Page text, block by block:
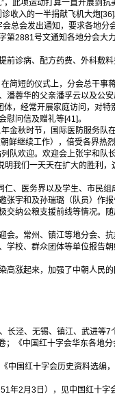
此项运动打算一直开展到抗
收入的一半捐献飞机大炮[36]
总会发出通知，要求各地分
2881号文通知各地分会大力
诊病、配方药费、外科敷料
简短的仪式上，分会总干事
蓉华的父亲潘孚云以及公安
，经常开展家庭访问，对特
问信及赠礼等[41]。
金秋时节，国际医防服务队
鲜继续工作），倍受各界热烈
欢迎。欢迎会上张宇和队
我们一天天在扩大的胜利，
、医务界以及学生、市民组
张宇和及孙瑞璐（队员）作
交纳公粮支援前线等情况。
。常州、镇江等地分会、抗
学校、群众团体等单位报告
涨起来，加强了中朝人民
长泾、无锡、镇江、武进等7
；《中国红十字会华东各地
中国红十字会历史资料选编
年2月3日），见中国红十字